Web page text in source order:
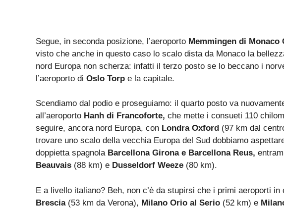
Segue, in seconda posizione, l’aeroporto Memmingen di Monaco
visto che anche in questo caso lo scalo dista da Monaco la
nord Europa non scherza: infatti il terzo posto se lo beccano i
l’aeroporto di Oslo Torp e la capitale.
Scendiamo dal podio e proseguiamo: il quarto posto va
all’aeroporto Hanh di Francoforte, che mette i consueti 110
seguire, ancora nord Europa, con Londra Oxford (97 km dal
trovare uno scalo della vecchia Europa del Sud dobbiamo
doppietta spagnola Barcellona Girona e Barcellona Reus,
Beauvais (88 km) e Dusseldorf Weeze (80 km).
E a livello italiano? Beh, non c’è da stupirsi che i primi aeroporti
Brescia(53 km da Verona), Milano Orio al Serio (52 km) e